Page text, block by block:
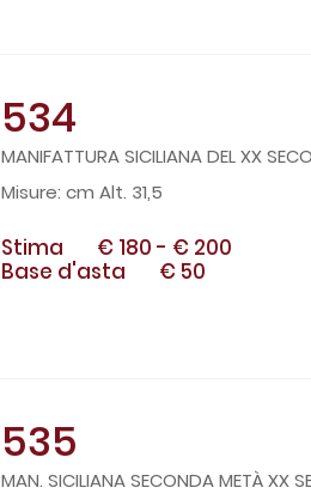
534
MANIFATTURA SICILIANA DEL XX
cm Alt. 31,5
Stima € 180 - € 200
Base d'asta
€ 50
535
MAN. SICILIANA SECONDA METÀ